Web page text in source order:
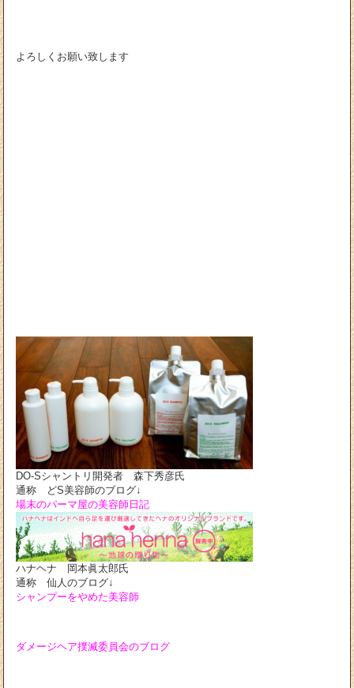
よろしくお願い致します
DO-Sシャントリ開発者 森下秀彦氏
通称 どS美容師のブログ↓
場末のパーマ屋の美容師日記
ハナヘナ 岡本眞太郎氏
通称 仙人のブログ↓
シャンプーをやめた美容師
ダメージヘア撲滅委員会のブログ